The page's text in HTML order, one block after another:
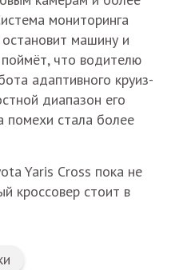
мониторинга
машину и
что водителю
адаптивного круиз-
диапазон его
помехи стала более
Yaris Cross пока не
кроссовер стоит в